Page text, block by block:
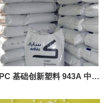
PC 基础创新塑料 943A 中粘